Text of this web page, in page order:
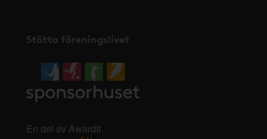
Stötta föreningslivet
En del av AwardIt